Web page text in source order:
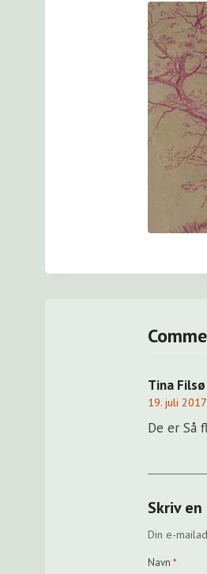
Tina Filsø
19. juli
De er Så
Skriv
Din e-
Navn *